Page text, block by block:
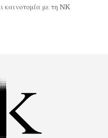
καινοτομία με τη NK